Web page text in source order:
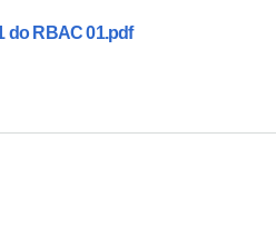
do RBAC 01.pdf